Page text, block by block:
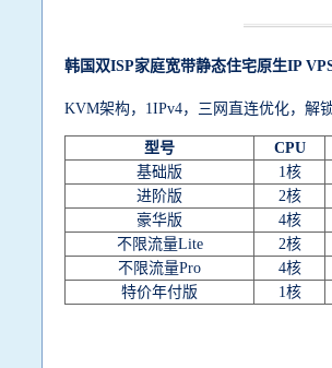
韩国双ISP家庭宽带静态住宅原生IP
KVM架构，1IPv4，三网直连优化，解
型号 CPU
基础版
1核
进阶版
2核
豪华版
4核
不限流量Lite
2核
不限流量Pro
4核
特价年付版
1核